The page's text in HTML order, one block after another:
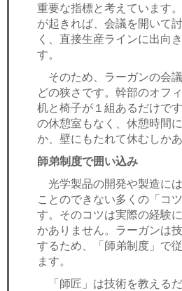
重要な指標と考えています
が起きれば、会議を開いて
く、直接生産ラインに出向
す。
そのため、ラーガンの会
どの狭さです。幹部のオフ
机と椅子が１組あるだけで
の休憩室もなく、休憩時間
か、壁にもたれて休むしかあ
師弟制度で囲い込み
光学製品の開発や製造に
ことのできない多くの「コ
す。そのコツは実際の経験
かありません。ラーガンは
するため、「師弟制度」で
ます。
「師匠」は技術を教える